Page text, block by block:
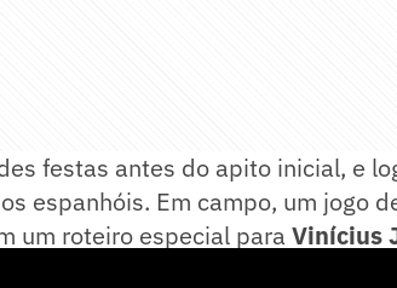
festas antes do apito inicial, e
espanhóis. Em campo, um jogo
um roteiro especial para Vinícius
da decisão continental.